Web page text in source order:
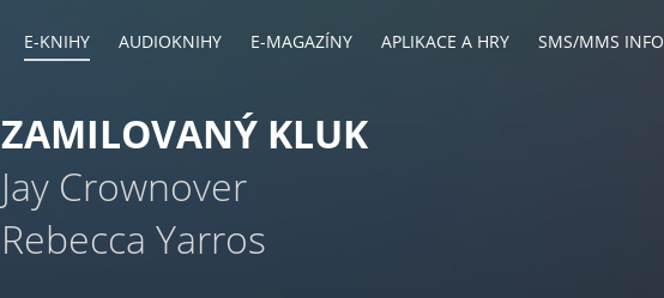
E-KNIHY AUDIOKNIHY E-MAGAZÍNY APLIKACE A HRY SMS/MMS INFO
ZAMILOVANÝ KLUK
Jay Crownover
Rebecca Yarros